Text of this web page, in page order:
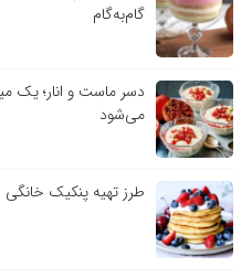
گام‌به‌گام
می‌شود
طرز تهیه پنکیک خانگی